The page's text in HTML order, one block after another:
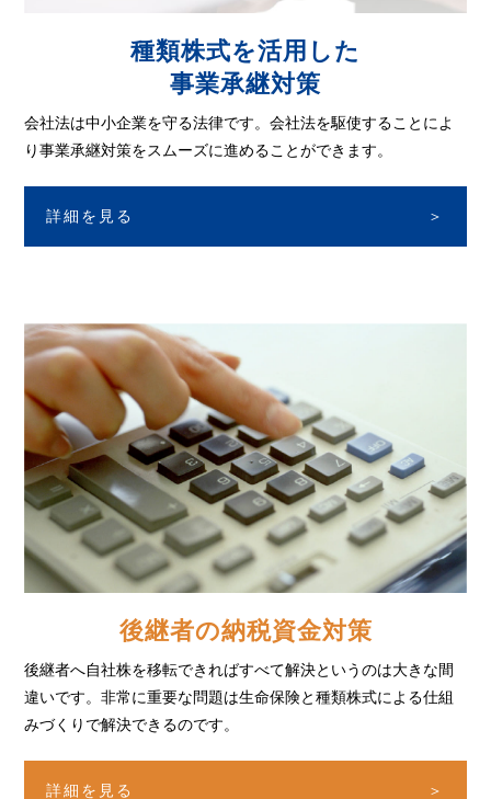
種類株式を活用した
事業承継対策
会社法は中小企業を守る法律です。会社法を駆使することによ
り事業承継対策をスムーズに進めることができます。
詳細を見る ＞
後継者の納税資金対策
後継者へ自社株を移転できればすべて解決というのは大きな間
違いです。非常に重要な問題は生命保険と種類株式による仕組
みづくりで解決できるのです。
詳細を見る ＞